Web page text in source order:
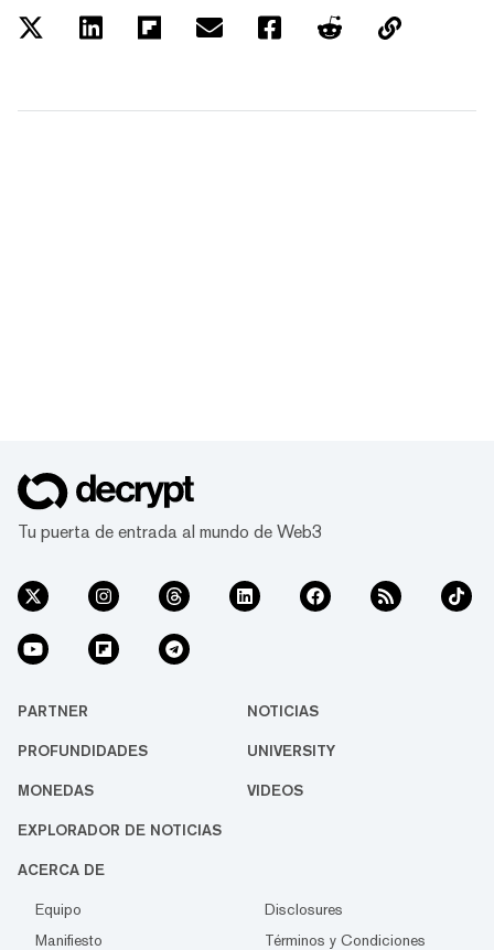
Tu puerta de entrada al mundo de Web3
PARTNER NOTICIAS
PROFUNDIDADES UNIVERSITY
MONEDAS VIDEOS
EXPLORADOR DE NOTICIAS
ACERCA DE
Equipo
Disclosures
Manifiesto
Términos y Condiciones